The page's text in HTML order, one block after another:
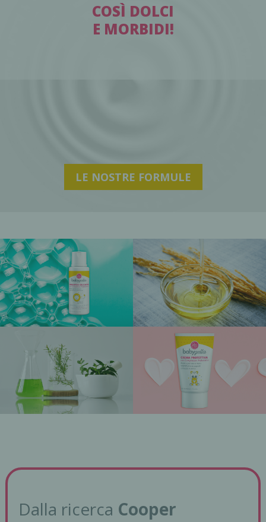
COSÌ DOLCI
E MORBIDI!
LE NOSTRE FORMULE
Dalla ricerca Cooper